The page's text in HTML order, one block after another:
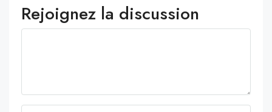
Rejoignez la discussion